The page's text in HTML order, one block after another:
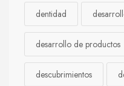
dentidad
desarrollo de productos
descubrimientos